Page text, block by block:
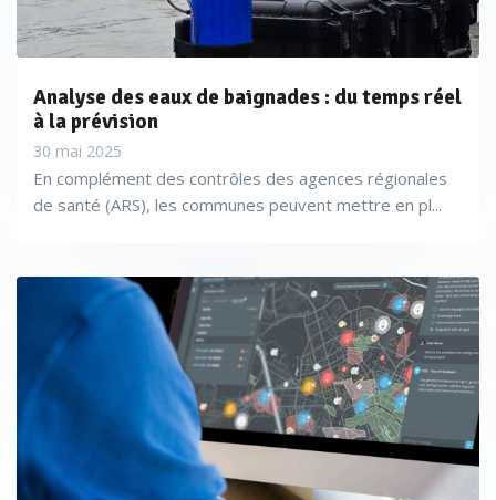
Analyse des eaux de baignades : du temps réel
à la prévision
30 mai 2025
En complément des contrôles des agences régionales
de santé (ARS), les communes peuvent mettre en pl...